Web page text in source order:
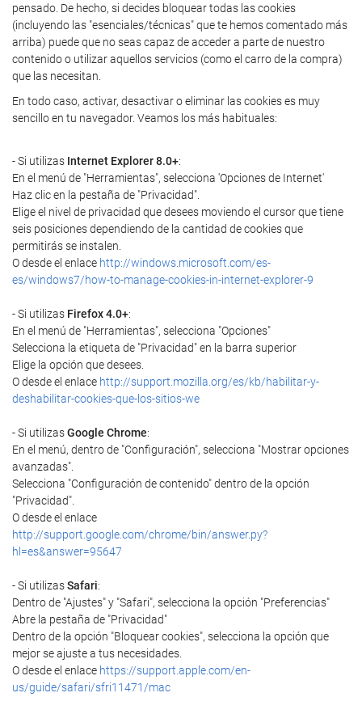
pensado. De hecho, si decides bloquear todas las cookies
(incluyendo las "esenciales/técnicas" que te hemos comentado más
arriba) puede que no seas capaz de acceder a parte de nuestro
contenido o utilizar aquellos servicios (como el carro de la compra)
que las necesitan.
En todo caso, activar, desactivar o eliminar las cookies es muy
sencillo en tu navegador. Veamos los más habituales:
- Si utilizas Internet Explorer 8.0+:
En el menú de "Herramientas", selecciona 'Opciones de Internet'
Haz clic en la pestaña de "Privacidad".
Elige el nivel de privacidad que desees moviendo el cursor que tiene
seis posiciones dependiendo de la cantidad de cookies que
permitirás se instalen.
O desde el enlace http://windows.microsoft.com/es-
es/windows7/how-to-manage-cookies-in-internet-explorer-9
- Si utilizas Firefox 4.0+:
En el menú de "Herramientas", selecciona "Opciones"
Selecciona la etiqueta de "Privacidad" en la barra superior
Elige la opción que desees.
O desde el enlace http://support.mozilla.org/es/kb/habilitar-y-
deshabilitar-cookies-que-los-sitios-we
- Si utilizasGoogle Chrome:
En el menú, dentro de "Configuración", selecciona "Mostrar opciones
avanzadas".
Selecciona "Configuración de contenido" dentro de la opción
"Privacidad".
O desde el enlace
http://support.google.com/chrome/bin/answer.py?
hl=es&answer=95647
- Si utilizasSafari:
Dentro de "Ajustes" y "Safari", selecciona la opción "Preferencias"
Abre la pestaña de "Privacidad"
Dentro de la opción "Bloquear cookies", selecciona la opción que
mejor se ajuste a tus necesidades.
O desde el enlace https://support.apple.com/en-
us/guide/safari/sfri11471/mac